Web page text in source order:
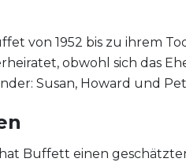
von 1952 bis zu ihrem
obwohl sich das
Susan, Howard und
Buffett einen